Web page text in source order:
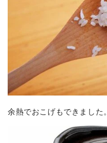
余熱でおこげもできました。